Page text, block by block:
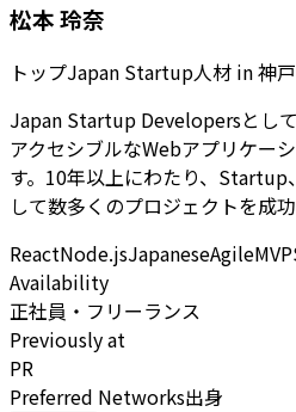
松本 玲奈
トップJapan Startup人材 in神
Japan Startup Developersとし
アクセシブルなWebアプリケー
す。10年以上にわたり、
して数多くのプロジェクトを成
ReactNode.jsJapaneseAgileMVP
Availability
正社員・フリーランス
Previously at
PR
Preferred Networks出身